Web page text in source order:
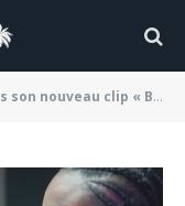
clip « Bye Bye »
02/2021